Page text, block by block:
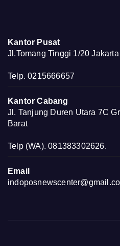
Kantor Pusat
Jl.Tomang Tinggi 1/20
Telp. 0215666657
Kantor Cabang
Jl. Tanjung Duren Utara 7C
Barat
Telp (WA). 081383302626.
Email